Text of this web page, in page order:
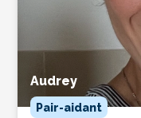
Audrey
Pair-aidant